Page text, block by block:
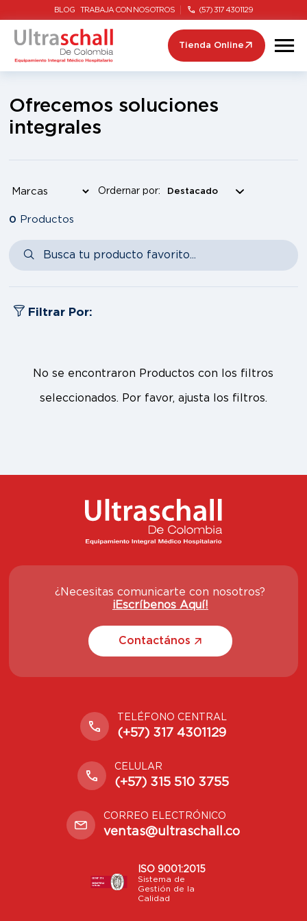
BLOG TRABAJA CON NOSOTROS (57) 317 4301129
Tienda Online
Ofrecemos soluciones
integrales
Ordernar por:
0 Productos
Filtrar Por:
No se encontraron Productos con los filtros
seleccionados. Por favor, ajusta los filtros.
¿Necesitas comunicarte con nosotros?
¡Escríbenos Aquí!
Contactános
TELÉFONO CENTRAL
(+57) 317 4301129
CELULAR
(+57) 315 510 3755
CORREO ELECTRÓNICO
ventas@ultraschall.co
ISO 9001:2015
Sistema de
Gestión de la
Calidad